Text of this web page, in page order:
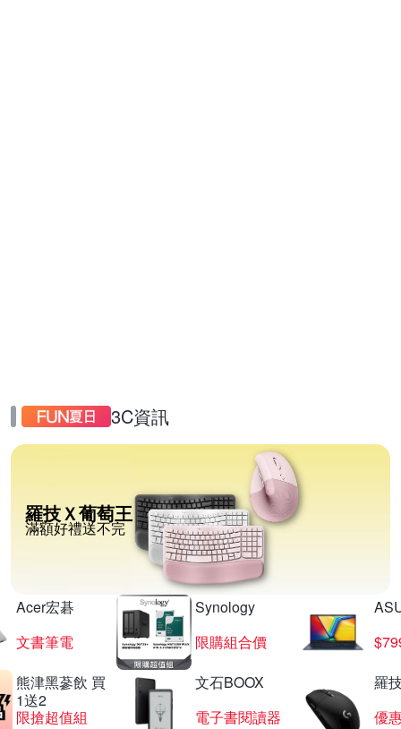
3C資訊
羅技Ｘ葡萄王
滿額好禮送不完
Acer宏碁
文書筆電
Synology
限購組合價
熊津黑蔘飲 買
1送2
限搶超值組
文石BOOX
電子書閱讀器
羅
優